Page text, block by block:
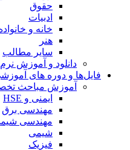
حقوق
ادبیات
خانه و خانواده
هنر
سایر مطالب
دانلود و آموزش نرم افزار
فایل‌ها و دوره های آموزشی
آموزش مباحث تخصصی
ایمنی و HSE
مهندسی برق
مهندسی شیمی
شیمی
فیزیک